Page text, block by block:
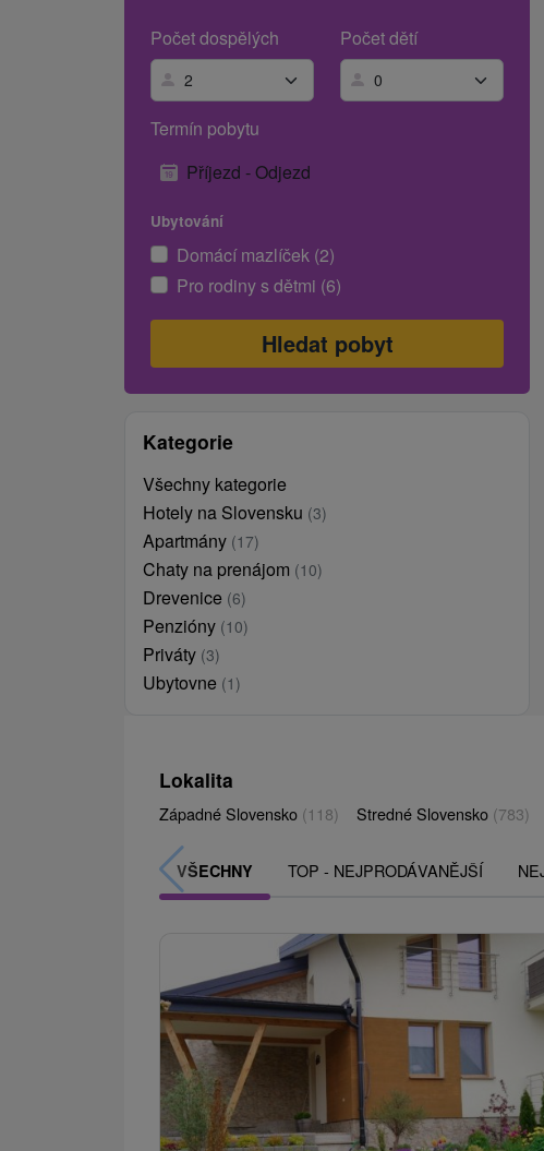
Počet dospělých
Počet dětí
Termín pobytu
Příjezd - Odjezd
Ubytování
Domácí mazlíček (2)
Pro rodiny s dětmi (6)
Kategorie
Všechny kategorie
Hotely na Slovensku (3)
Apartmány (17)
Chaty na prenájom (10)
Drevenice (6)
Penzióny (10)
Priváty (3)
Ubytovne (1)
Lokalita
Západné Slovensko (118) Stredné Slovensko (783)
VŠECHNY TOP - NEJPRODÁVANĚJŠÍ